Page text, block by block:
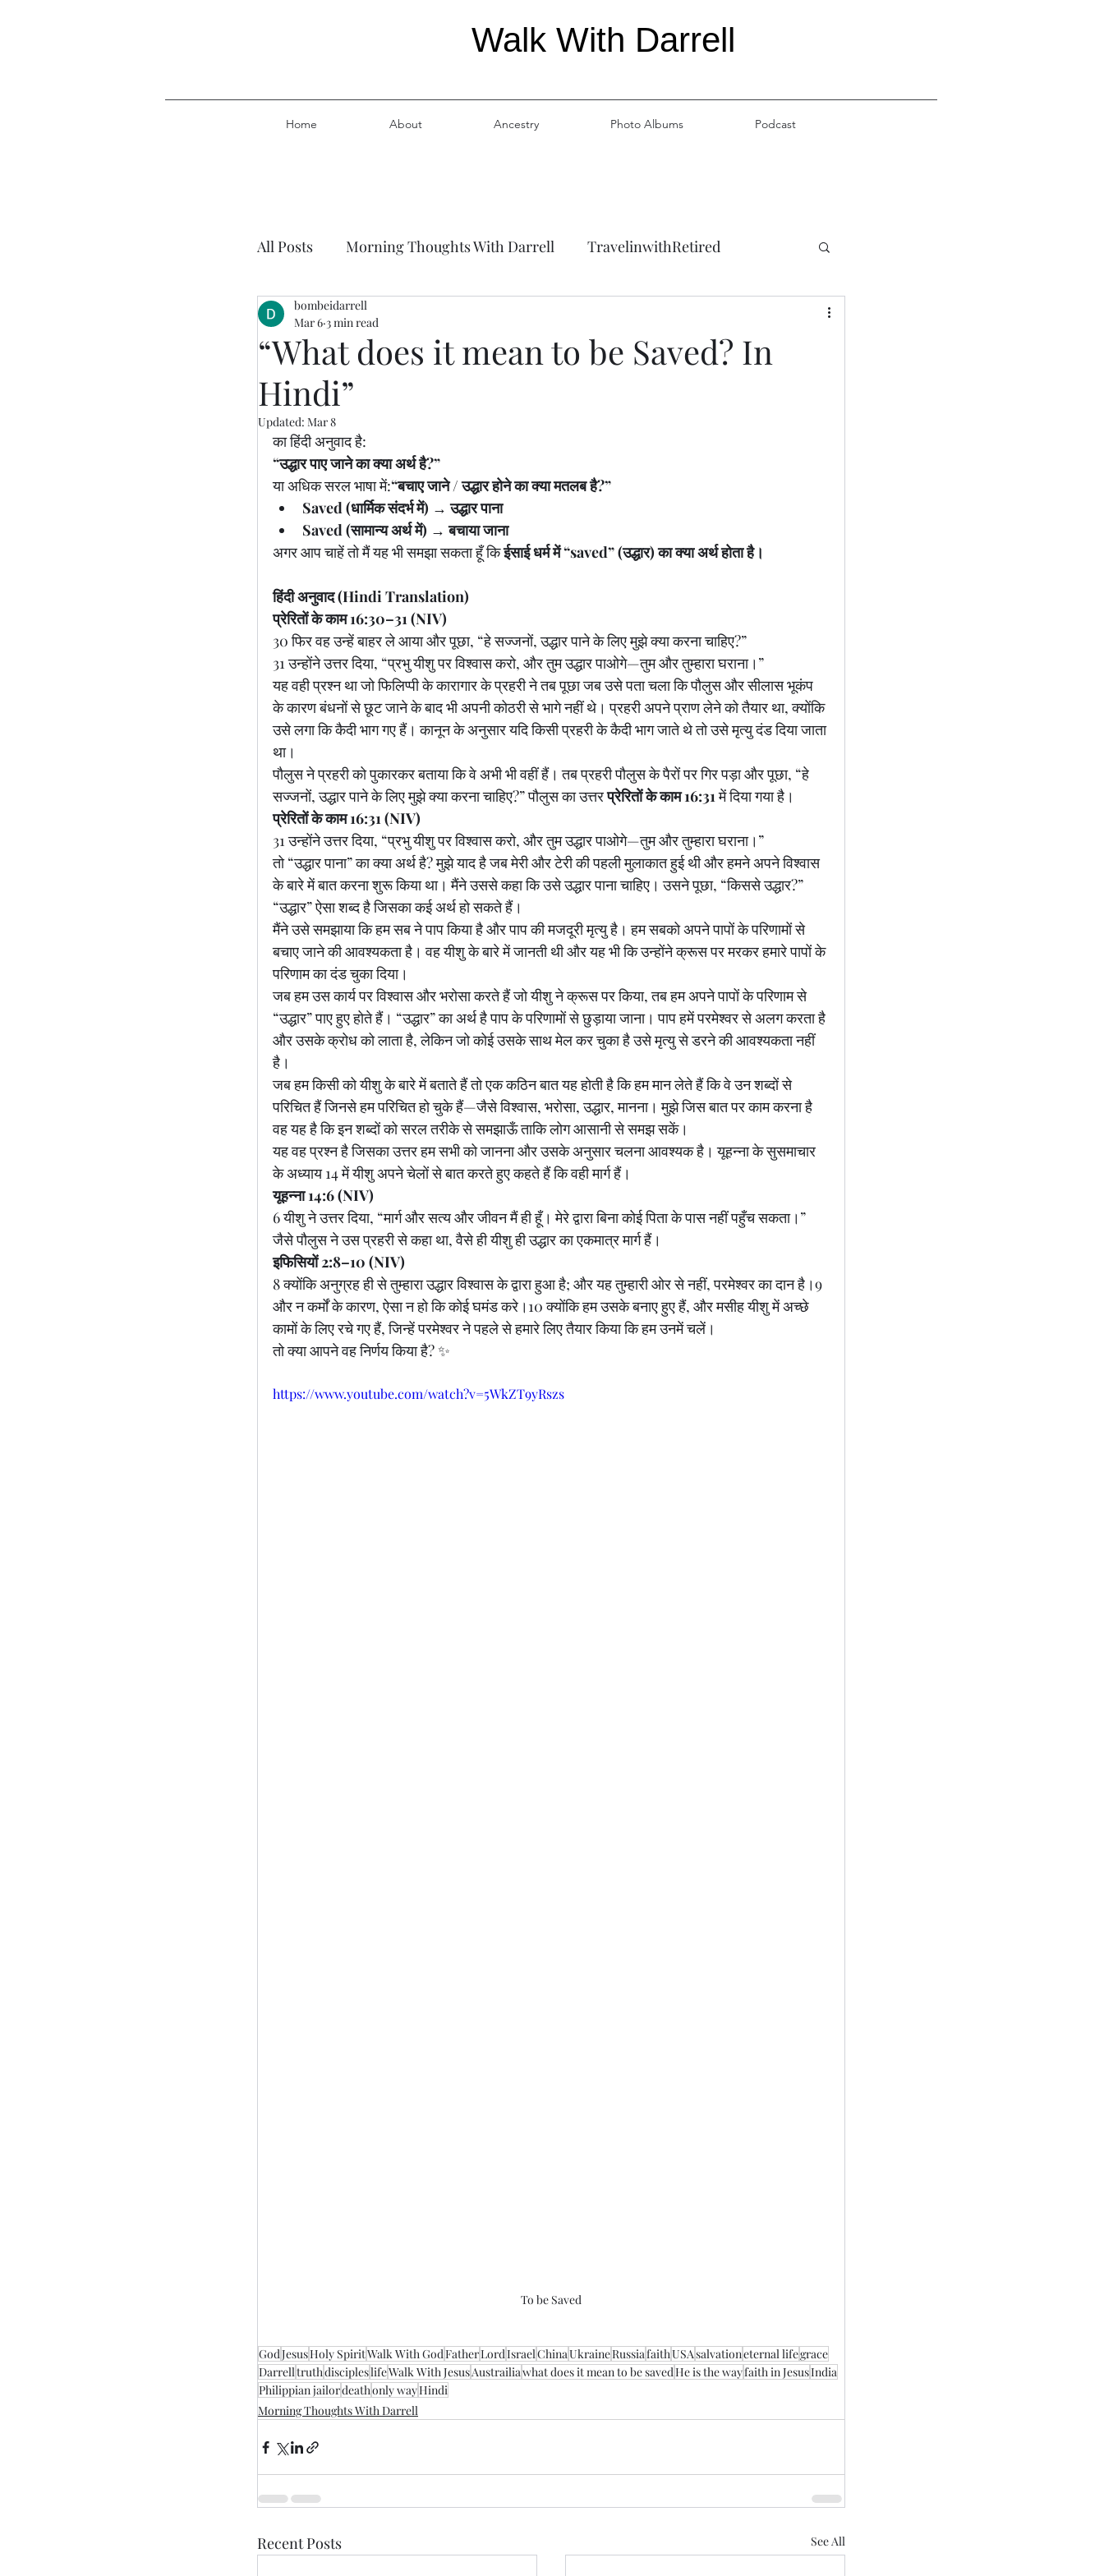
Walk With Darrell
Home About Ancestry Photo Albums Podcast
All Posts Morning Thoughts With Darrell TravelinwithRetired
Plan of Salvation
“What does it mean to be Saved? In
Hindi”
bombeidarrell
Mar 6 3 min read
Updated: Mar 8
का हिंदी अनुवाद है:
“उद्धार पाए जाने का क्या अर्थ है?”
या अधिक सरल भाषा में:“बचाए जाने / उद्धार होने का क्या मतलब है?”
Saved (धार्मिक संदर्भ में) → उद्धार पाना
Saved (सामान्य अर्थ में) → बचाया जाना
अगर आप चाहें तो मैं यह भी समझा सकता हूँ कि ईसाई धर्म में “saved” (उद्धार) का क्या अर्थ होता है।
हिंदी अनुवाद (Hindi Translation)
प्रेरितों के काम 16:30–31 (NIV)
30 फिर वह उन्हें बाहर ले आया और पूछा, “हे सज्जनों, उद्धार पाने के लिए मुझे क्या करना चाहिए?”
31 उन्होंने उत्तर दिया, “प्रभु यीशु पर विश्वास करो, और तुम उद्धार पाओगे—तुम और तुम्हारा घराना।”
यह वही प्रश्न था जो फिलिप्पी के कारागार के प्रहरी ने तब पूछा जब उसे पता चला कि पौलुस और सीलास भूकंप
के कारण बंधनों से छूट जाने के बाद भी अपनी कोठरी से भागे नहीं थे। प्रहरी अपने प्राण लेने को तैयार था, क्योंकि
उसे लगा कि कैदी भाग गए हैं। कानून के अनुसार यदि किसी प्रहरी के कैदी भाग जाते थे तो उसे मृत्यु दंड दिया जाता
था।
पौलुस ने प्रहरी को पुकारकर बताया कि वे अभी भी वहीं हैं। तब प्रहरी पौलुस के पैरों पर गिर पड़ा और पूछा, “हे
सज्जनों, उद्धार पाने के लिए मुझे क्या करना चाहिए?” पौलुस का उत्तर प्रेरितों के काम 16:31 में दिया गया है।
प्रेरितों के काम 16:31 (NIV)
31 उन्होंने उत्तर दिया, “प्रभु यीशु पर विश्वास करो, और तुम उद्धार पाओगे—तुम और तुम्हारा घराना।”
तो “उद्धार पाना” का क्या अर्थ है? मुझे याद है जब मेरी और टेरी की पहली मुलाकात हुई थी और हमने अपने विश्वास
के बारे में बात करना शुरू किया था। मैंने उससे कहा कि उसे उद्धार पाना चाहिए। उसने पूछा, “किससे उद्धार?”
“उद्धार” ऐसा शब्द है जिसका कई अर्थ हो सकते हैं।
मैंने उसे समझाया कि हम सब ने पाप किया है और पाप की मजदूरी मृत्यु है। हम सबको अपने पापों के परिणामों से
बचाए जाने की आवश्यकता है। वह यीशु के बारे में जानती थी और यह भी कि उन्होंने क्रूस पर मरकर हमारे पापों के
परिणाम का दंड चुका दिया।
जब हम उस कार्य पर विश्वास और भरोसा करते हैं जो यीशु ने क्रूस पर किया, तब हम अपने पापों के परिणाम से
“उद्धार” पाए हुए होते हैं। “उद्धार” का अर्थ है पाप के परिणामों से छुड़ाया जाना। पाप हमें परमेश्वर से अलग करता है
और उसके क्रोध को लाता है, लेकिन जो कोई उसके साथ मेल कर चुका है उसे मृत्यु से डरने की आवश्यकता नहीं
है।
जब हम किसी को यीशु के बारे में बताते हैं तो एक कठिन बात यह होती है कि हम मान लेते हैं कि वे उन शब्दों से
परिचित हैं जिनसे हम परिचित हो चुके हैं—जैसे विश्वास, भरोसा, उद्धार, मानना। मुझे जिस बात पर काम करना है
वह यह है कि इन शब्दों को सरल तरीके से समझाऊँ ताकि लोग आसानी से समझ सकें।
यह वह प्रश्न है जिसका उत्तर हम सभी को जानना और उसके अनुसार चलना आवश्यक है। यूहन्ना के सुसमाचार
के अध्याय 14 में यीशु अपने चेलों से बात करते हुए कहते हैं कि वही मार्ग हैं।
यूहन्ना 14:6 (NIV)
6 यीशु ने उत्तर दिया, “मार्ग और सत्य और जीवन मैं ही हूँ। मेरे द्वारा बिना कोई पिता के पास नहीं पहुँच सकता।”
जैसे पौलुस ने उस प्रहरी से कहा था, वैसे ही यीशु ही उद्धार का एकमात्र मार्ग हैं।
इफिसियों 2:8–10 (NIV)
8 क्योंकि अनुग्रह ही से तुम्हारा उद्धार विश्वास के द्वारा हुआ है; और यह तुम्हारी ओर से नहीं, परमेश्वर का दान है।9
और न कर्मों के कारण, ऐसा न हो कि कोई घमंड करे।10 क्योंकि हम उसके बनाए हुए हैं, और मसीह यीशु में अच्छे
कामों के लिए रचे गए हैं, जिन्हें परमेश्वर ने पहले से हमारे लिए तैयार किया कि हम उनमें चलें।
तो क्या आपने वह निर्णय किया है? ✨
https://www.youtube.com/watch?v=5WkZT9yRszs
To be Saved
GodJesusHoly SpiritWalk With GodFatherLordIsraelChinaUkraineRussiafaithUSAsalvationeternal lifegrace
DarrelltruthdiscipleslifeWalk With JesusAustrailiawhat does it mean to be savedHe is the wayfaith in JesusIndia
Philippian jailordeathonly wayHindi
Morning Thoughts With Darrell
Recent Posts See All